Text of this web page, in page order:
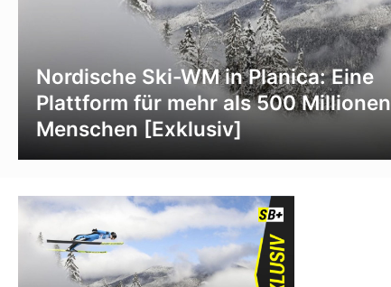
Nordische Ski-WM in Planica: Eine
Plattform für mehr als 500 Millionen
Menschen [Exklusiv]